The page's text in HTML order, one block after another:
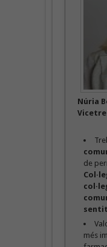
Núria
de
més